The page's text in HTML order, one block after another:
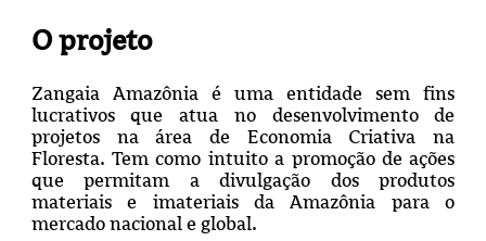
O projeto
Zangaia Amazônia é umaentidade sem fins
lucrativos que atua no desenvolvimento de
projetos na área de Economia Criativa na
Floresta. Tem como intuito a promoção de ações
que permitam a divulgação dos produtos
materiais e imateriais da Amazônia para o
mercado nacional e global.